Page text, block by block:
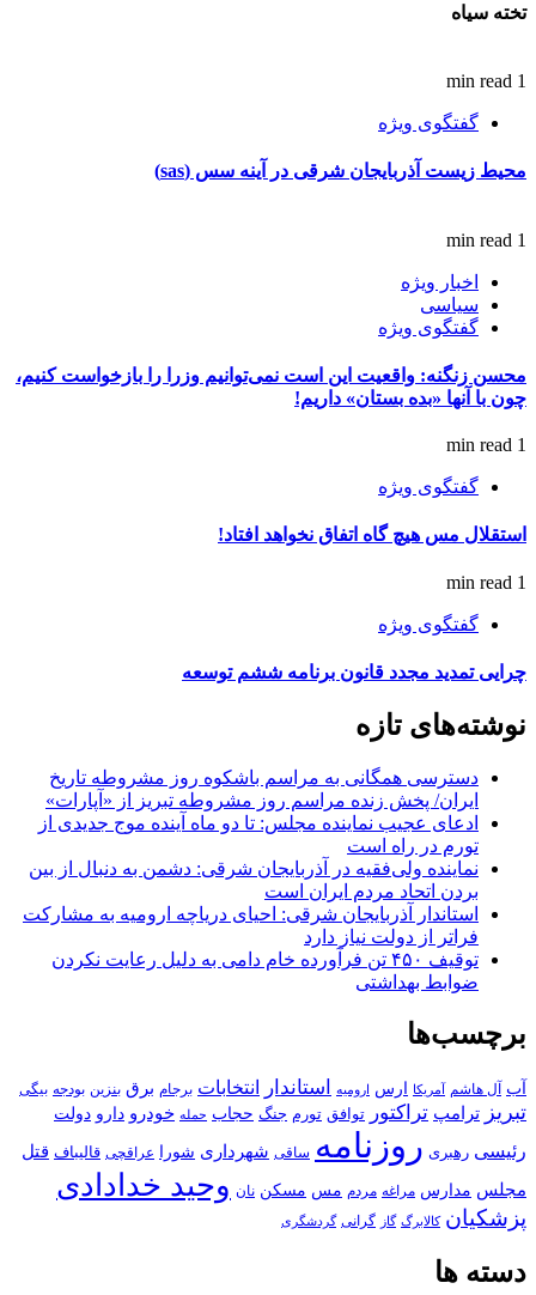
تخته سیاه
1 min read
گفتگوی ویژه
محیط زیست آذربایجان شرقی در آینه سس (sas)
1 min read
اخبار ویژه
سیاسی
گفتگوی ویژه
محسن زنگنه: واقعیت این است نمی‌توانیم وزرا را بازخواست کنیم،
چون با آنها «بده بستان» داریم!
1 min read
گفتگوی ویژه
استقلال مس هیچ گاه اتفاق نخواهد افتاد!
1 min read
گفتگوی ویژه
چرایی تمدید مجدد قانون برنامه ششم توسعه
نوشته‌های تازه
دسترسی همگانی به مراسم باشکوه روز مشروطه تاریخ
ایران/ پخش زنده مراسم روز مشروطه تبریز از «آپارات»
ادعای عجیب نماینده مجلس: تا دو ماه آینده موج جدیدی از
تورم در راه است
نماینده ولی‌فقیه در آذربایجان شرقی: دشمن به دنبال از بین
بردن اتحاد مردم ایران است
استاندار آذربایجان شرقی: احیای دریاچه ارومیه به مشارکت
فراتر از دولت نیاز دارد
توقیف ۴۵۰ تن فرآورده خام دامی به دلیل رعایت نکردن
ضوابط بهداشتی
برچسب‌ها
آب آل هاشم آمریکا ارس ارومیه استاندار انتخابات برجام برق بنزین بودجه بیگی
تبریز ترامپ تراکتور توافق تورم جنگ حجاب حمله خودرو دارو دولت
رئیسی رهبری روزنامه ساقی شهرداری شورا عراقچی قالیباف قتل
مجلس مدارس مراغه مردم مس مسکن نان وحید خدادادی
پزشکیان کالابرگ گاز گرانی گردشگری
دسته ها